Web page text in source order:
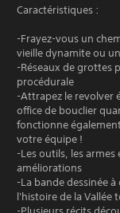
Caractéristiques :
-Frayez-vous un
vieille dynamite ou
-Réseaux de grottes
procédurale
-Attrapez le revolver
office de bouclier
fonctionne
votre équipe !
-Les outils, les
améliorations
-La bande dessinée
l'histoire de la Vallée